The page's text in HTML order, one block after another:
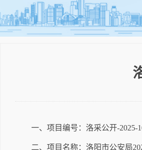
一、项目编号：洛采公开-2025-
二、项目名称：洛阳市公安局